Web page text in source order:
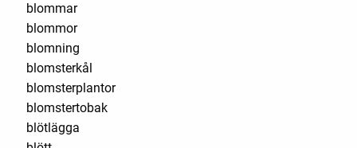
blommar
blommor
blomning
blomsterkål
blomsterplantor
blomstertobak
blötlägga